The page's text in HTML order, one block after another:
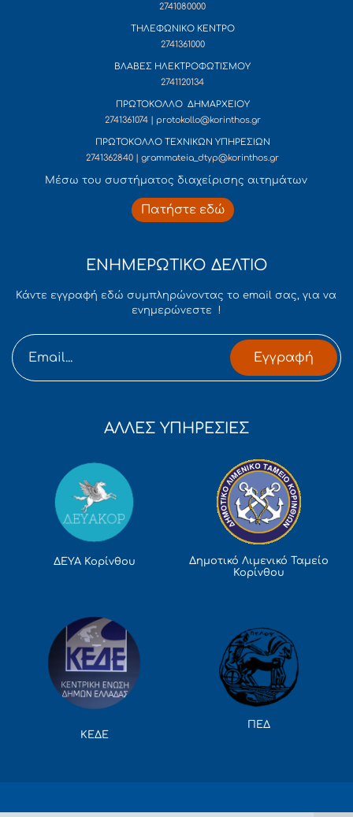
2741080000
ΤΗΛΕΦΩΝΙΚΟ ΚΕΝΤΡΟ
2741361000
ΒΛΑΒΕΣ ΗΛΕΚΤΡΟΦΩΤΙΣΜΟΥ
2741120134
ΠΡΩΤΟΚΟΛΛΟ ΔΗΜΑΡΧΕΙΟΥ
2741361074 | protokollo@korinthos.gr
ΠΡΩΤΟΚΟΛΛΟ ΤΕΧΝΙΚΩΝ ΥΠΗΡΕΣΙΩΝ
2741362840 | grammateia_dtyp@korinthos.gr
Mέσω του συστήματος διαχείρισης αιτημάτων
Πατήστε εδώ
ΕΝΗΜΕΡΩΤΙΚΟ ΔΕΛΤΙΟ
Κάντε εγγραφή εδώ συμπληρώνοντας το email σας, για να
ενημερώνεστε !
Εγγραφή
ΑΛΛΕΣ ΥΠΗΡΕΣΙΕΣ
ΔΕΥΑ Κορίνθου
Δημοτικό Λιμενικό Ταμείο
Κορίνθου
ΚΕΔΕ
ΠΕΔ